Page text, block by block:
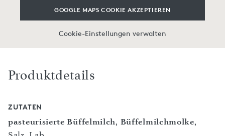
GOOGLE MAPS COOKIE AKZEPTIEREN
Cookie-Einstellungen verwalten
Produktdetails
ZUTATEN
pasteurisierte Büffelmilch, Büffelmilchmolke,